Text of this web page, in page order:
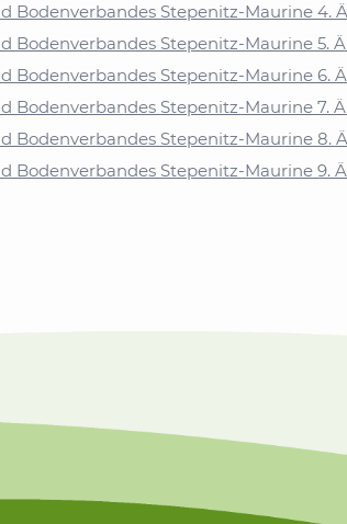
Bodenverbandes Stepenitz-Maurine 4.
Bodenverbandes Stepenitz-Maurine 5.
Stepenitz-Maurine 6.
Bodenverbandes Stepenitz-Maurine 7.
Bodenverbandes Stepenitz-Maurine 8.
Bodenverbandes Stepenitz-Maurine 9.